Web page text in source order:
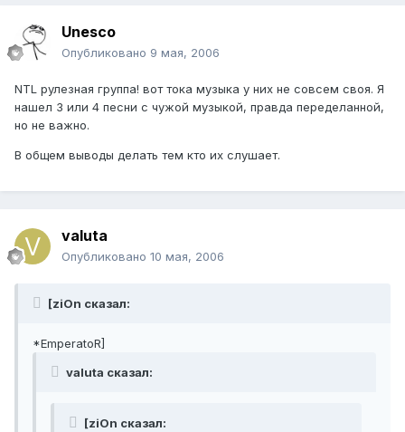
Unesco
Опубликовано 9 мая, 2006
NTL рулезная группа! вот тока музыка у них не совсем своя. Я
нашел 3 или 4 песни с чужой музыкой, правда переделанной,
но не важно.
В общем выводы делать тем кто их слушает.
valuta
Опубликовано 10 мая, 2006
[ziOn сказал:
*EmperatoR]
valuta сказал:
[ziOn сказал: